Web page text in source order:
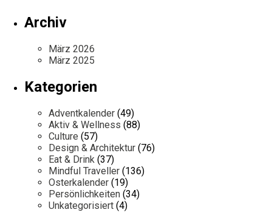
Archiv
März 2026
März 2025
Kategorien
Adventkalender (49)
Aktiv & Wellness (88)
Culture (57)
Design & Architektur (76)
Eat & Drink (37)
Mindful Traveller (136)
Osterkalender (19)
Persönlichkeiten (34)
Unkategorisiert (4)